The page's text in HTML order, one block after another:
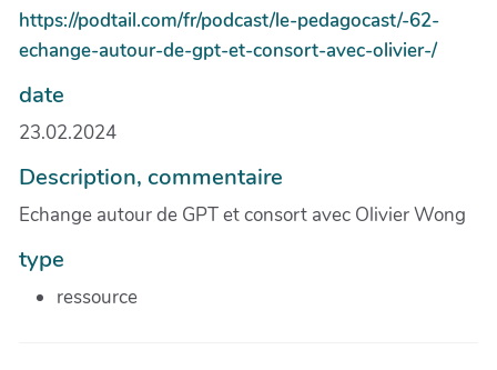
https://podtail.com/fr/podcast/le-pedagocast/-62-
echange-autour-de-gpt-et-consort-avec-olivier-/
date
23.02.2024
Description, commentaire
Echange autour de GPT et consort avec Olivier Wong
type
ressource